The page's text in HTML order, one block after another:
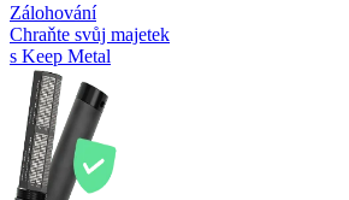
Zálohování
Chraňte svůj majetek
s Keep Metal